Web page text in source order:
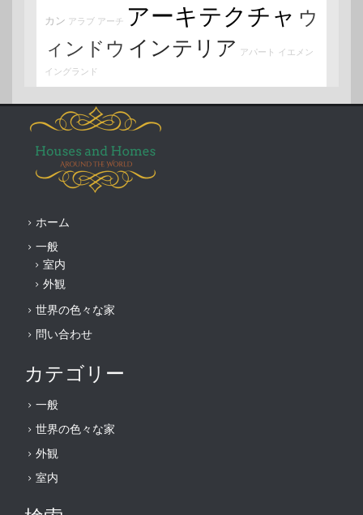
カン アラブ アーチ アーキテクチャ ウ
ィンドウ インテリア アパート
イエメン
イングランド
ホーム
一般
室内
外観
世界の色々な家
問い合わせ
カテゴリー
一般
世界の色々な家
外観
室内